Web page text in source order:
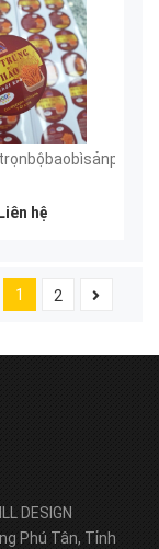
Liên hệ
1 2
DESIGN
Phú Tân, Tỉnh